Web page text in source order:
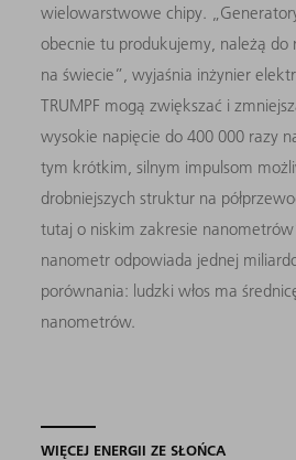
wielowarstwowe chipy.
obecnie tu produkujemy, należą do
na świecie”, wyjaśnia inżynier
TRUMPF mogą zwiększać i
wysokie napięcie do 400 000 razy
tym krótkim, silnym impulsom
drobniejszych struktur na
tutaj o niskim zakresie
nanometr odpowiada jednej
porównania: ludzki włos ma
nanometrów.
WIĘCEJ ENERGII ZE SŁOŃCA